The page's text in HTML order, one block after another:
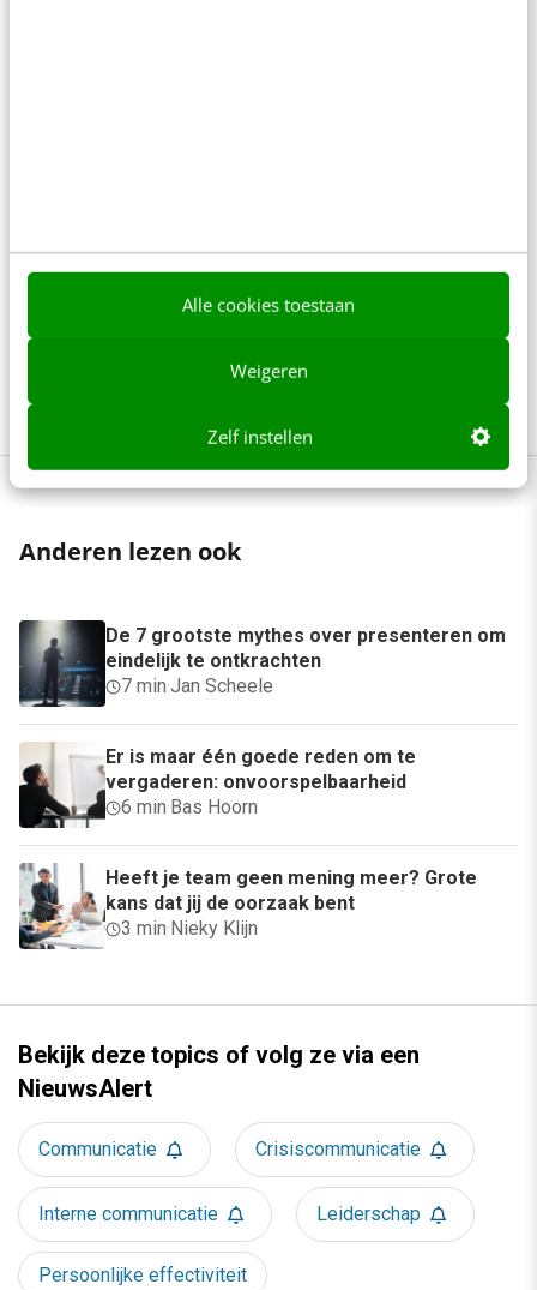
Alle cookies toestaan
Weigeren
Zelf instellen
omgaat en toch effectief blijft communiceren.
Ontvang praktische handvatten om relaties op te
tijden.
Anderen lezen ook
De 7 grootste mythes over presenteren om
eindelijk te ontkrachten
7 min·Jan Scheele
Er is maar één goede reden om te
vergaderen: onvoorspelbaarheid
6 min· Bas Hoorn
Heeft je team geen mening meer? Grote
kans dat jij de oorzaak bent
3 min· Nieky Klijn
Bekijk deze topics of volg ze via een
NieuwsAlert
Communicatie Crisiscommunicatie
Interne communicatie Leiderschap
Persoonlijke effectiviteit